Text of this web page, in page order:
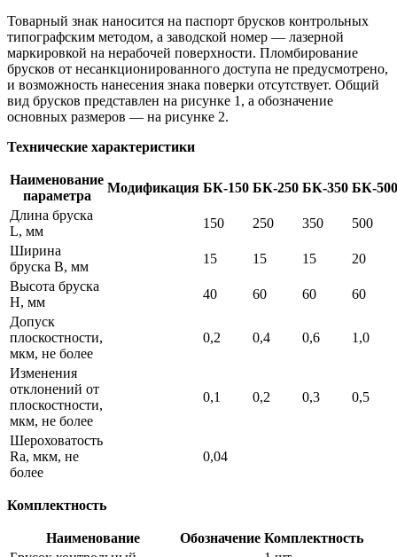
Товарный знак наносится на паспорт брусков контрольных
типографским методом, а заводской номер — лазерной
маркировкой на нерабочей поверхности. Пломбирование
брусков от несанкционированного доступа не предусмотрено,
и возможность нанесения знака поверки отсутствует. Общий
вид брусков представлен на рисунке 1, а обозначение
основных размеров — на рисунке 2.
Технические характеристики
Наименование
параметра
Модификация БК-150 БК-250 БК-350 БК-500
Длина бруска
L, мм
150 250 350
500
Ширина
бруска В, мм
15 15 15
20
Высота бруска
Н, мм
40 60 60
60
Допуск
плоскостности,
мкм, не более
0,2 0,4 0,6 1,0
Изменения
отклонений от
плоскостности,
мкм, не более
0,1 0,2 0,3 0,5
Шероховатость
Ra, мкм, не
более
0,04
Комплектность
Наименование Обозначение Комплектность